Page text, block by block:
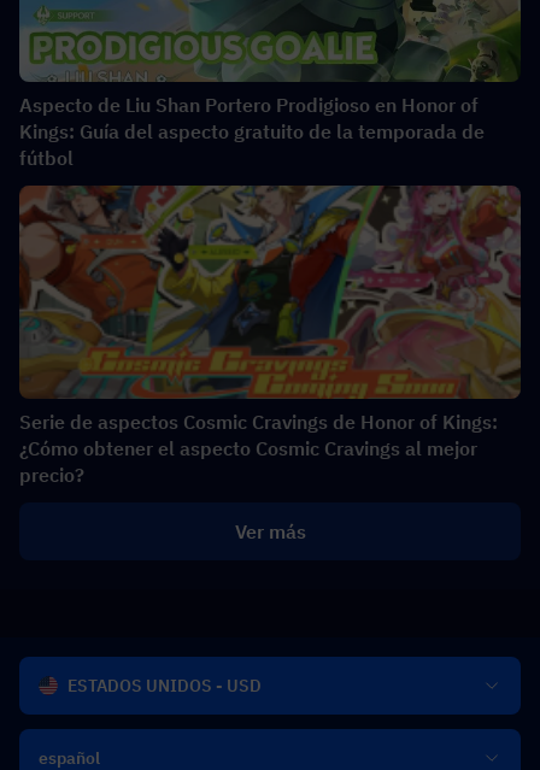
Aspecto de Liu Shan Portero Prodigioso en Honor of
Kings: Guía del aspecto gratuito de la temporada de
fútbol
Serie de aspectos Cosmic Cravings de Honor of Kings:
¿Cómo obtener el aspecto Cosmic Cravings al mejor
precio?
Ver más
ESTADOS UNIDOS - USD
español